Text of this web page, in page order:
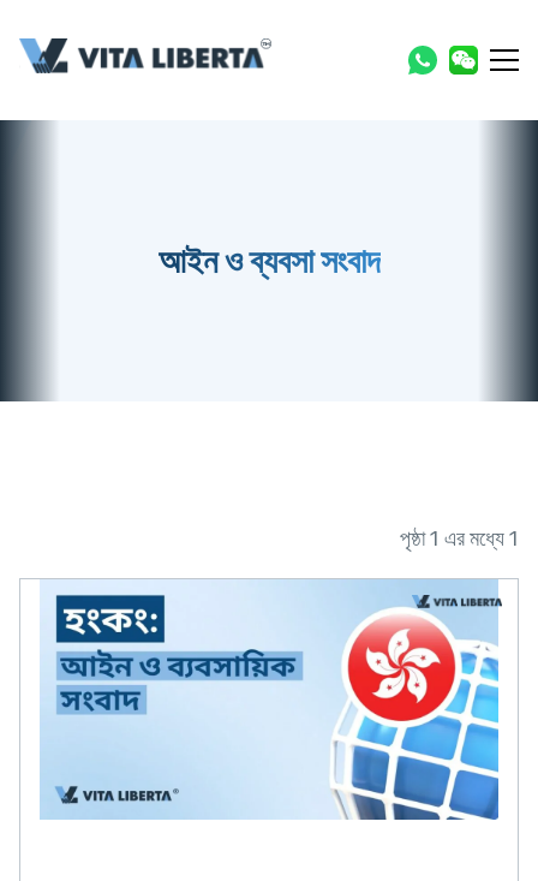
আইন ও ব্যবসা সংবাদ
পৃষ্ঠা 1 এর মধ্যে 1